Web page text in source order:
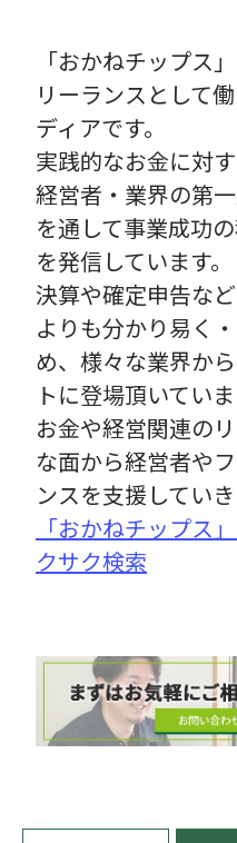
「おかねチップス
リーランスとして
ディアです。
実践的なお金に対
経営者・業界の第
を通して事業成功
を発信しています。
決算や確定申告な
よりも分かり易く
め、様々な業界か
トに登場頂いていま
お金や経営関連の
な面から経営者や
ンスを支援していき
「おかねチップス
クサク検索